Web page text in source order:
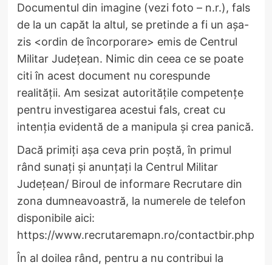
Documentul din imagine (vezi foto – n.r.), fals
de la un capăt la altul, se pretinde a fi un așa-
zis <ordin de încorporare> emis de Centrul
Militar Județean. Nimic din ceea ce se poate
citi în acest document nu corespunde
realității. Am sesizat autoritățile competențe
pentru investigarea acestui fals, creat cu
intenția evidentă de a manipula și crea panică.
Dacă primiți așa ceva prin poștă, în primul
rând sunați și anunțați la Centrul Militar
Județean/ Biroul de informare Recrutare din
zona dumneavoastră, la numerele de telefon
disponibile aici:
https://www.recrutaremapn.ro/contactbir.php
În al doilea rând, pentru a nu contribui la